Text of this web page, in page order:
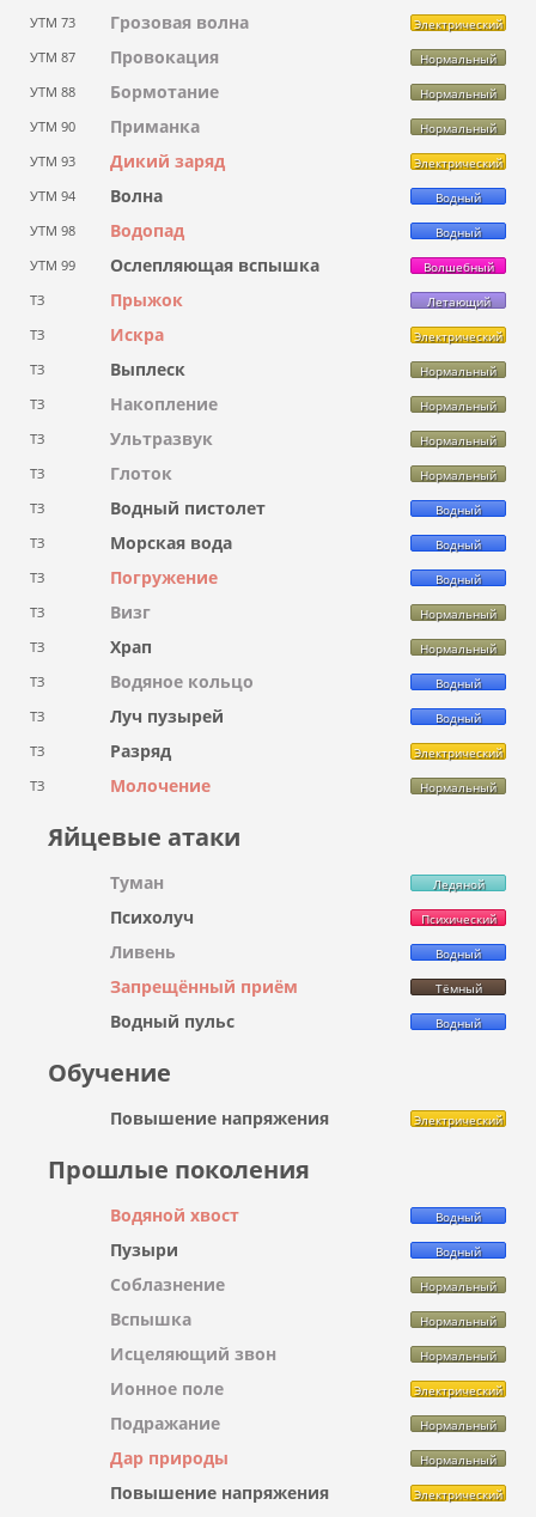
УТМ 73 Грозовая волна Электрический
УТМ 87 Провокация Нормальный
УТМ 88 Бормотание Нормальный
УТМ 90 Приманка Нормальный
УТМ 93 Дикий заряд Электрический
УТМ 94 Волна Водный
УТМ 98 Водопад Водный
УТМ 99 Ослепляющая вспышка Волшебный
ТЗ Прыжок Летающий
ТЗ Искра Электрический
ТЗ Выплеск Нормальный
ТЗ Накопление Нормальный
ТЗ Ультразвук Нормальный
ТЗ Глоток Нормальный
ТЗ Водный пистолет Водный
ТЗ Морская вода Водный
ТЗ Погружение Водный
ТЗ Визг Нормальный
ТЗ Храп Нормальный
ТЗ Водяное кольцо Водный
ТЗ Луч пузырей Водный
ТЗ Разряд Электрический
ТЗ Молочение Нормальный
Яйцевые атаки
Туман Ледяной
Психолуч Психический
Ливень Водный
Запрещённый приём Тёмный
Водный пульс Водный
Обучение
Повышение напряжения Электрический
Прошлые поколения
Водяной хвост Водный
Пузыри Водный
Соблазнение Нормальный
Вспышка Нормальный
Исцеляющий звон Нормальный
Ионное поле Электрический
Подражание Нормальный
Дар природы Нормальный
Повышение напряжения Электрический